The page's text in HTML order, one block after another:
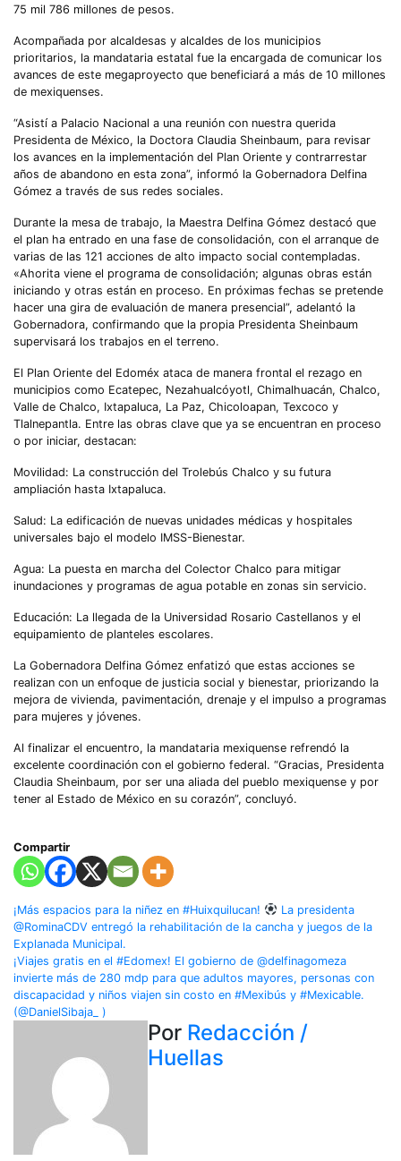
75 mil 786 millones de pesos.
Acompañada por alcaldesas y alcaldes de los municipios
prioritarios, la mandataria estatal fue la encargada de comunicar los
avances de este megaproyecto que beneficiará a más de 10 millones
de mexiquenses.
“Asistí a Palacio Nacional a una reunión con nuestra querida
Presidenta de México, la Doctora Claudia Sheinbaum, para revisar
los avances en la implementación del Plan Oriente y contrarrestar
años de abandono en esta zona”, informó la Gobernadora Delfina
Gómez a través de sus redes sociales.
Durante la mesa de trabajo, la Maestra Delfina Gómez destacó que
el plan ha entrado en una fase de consolidación, con el arranque de
varias de las 121 acciones de alto impacto social contempladas.
«Ahorita viene el programa de consolidación; algunas obras están
iniciando y otras están en proceso. En próximas fechas se pretende
hacer una gira de evaluación de manera presencial”, adelantó la
Gobernadora, confirmando que la propia Presidenta Sheinbaum
supervisará los trabajos en el terreno.
El Plan Oriente del Edoméx ataca de manera frontal el rezago en
municipios como Ecatepec, Nezahualcóyotl, Chimalhuacán, Chalco,
Valle de Chalco, Ixtapaluca, La Paz, Chicoloapan, Texcoco y
Tlalnepantla. Entre las obras clave que ya se encuentran en proceso
o por iniciar, destacan:
Movilidad: La construcción del Trolebús Chalco y su futura
ampliación hasta Ixtapaluca.
Salud: La edificación de nuevas unidades médicas y hospitales
universales bajo el modelo IMSS-Bienestar.
Agua: La puesta en marcha del Colector Chalco para mitigar
inundaciones y programas de agua potable en zonas sin servicio.
Educación: La llegada de la Universidad Rosario Castellanos y el
equipamiento de planteles escolares.
La Gobernadora Delfina Gómez enfatizó que estas acciones se
realizan con un enfoque de justicia social y bienestar, priorizando la
mejora de vivienda, pavimentación, drenaje y el impulso a programas
para mujeres y jóvenes.
Al finalizar el encuentro, la mandataria mexiquense refrendó la
excelente coordinación con el gobierno federal. “Gracias, Presidenta
Claudia Sheinbaum, por ser una aliada del pueblo mexiquense y por
tener al Estado de México en su corazón”, concluyó.
Compartir
Navegación
de
entradas
¡Más espacios para la niñez en #Huixquilucan!
La presidenta
@RominaCDV entregó la rehabilitación de la cancha y juegos de la
Explanada Municipal.
¡Viajes gratis en el #Edomex! El gobierno de @delfinagomeza
invierte más de 280 mdp para que adultos mayores, personas con
discapacidad y niños viajen sin costo en #Mexibús y #Mexicable.
(@DanielSibaja_ )
Por Redacción /
Huellas